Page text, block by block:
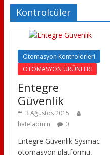
Kontrolcüler
Otomasyon Kontrolörleri
OTOMASYON ÜRÜNLERİ
Entegre
Güvenlik
3 Ağustos 2015
hateladmin
0
Entegre Güvenlik Sysmac
otomasyon platformu,